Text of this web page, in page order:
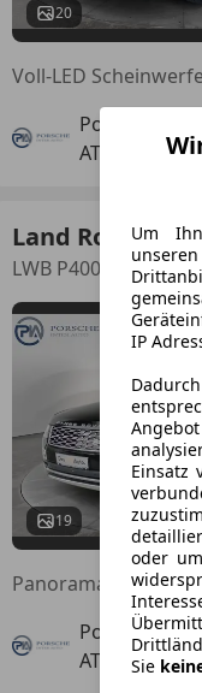
20
Voll-LED
Porsche
AT-5020
Land Rover
LWB P400e 2,0 Si4
19
Porsche
AT-5020
Um
IP
Einsatz
oder
Sie